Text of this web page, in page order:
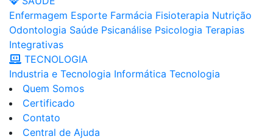
Enfermagem Esporte Farmácia Fisioterapia Nutrição
Odontologia Saúde Psicanálise Psicologia Terapias
Integrativas
TECNOLOGIA
Industria e Tecnologia Informática Tecnologia
Quem Somos
Certificado
Contato
Central de Ajuda